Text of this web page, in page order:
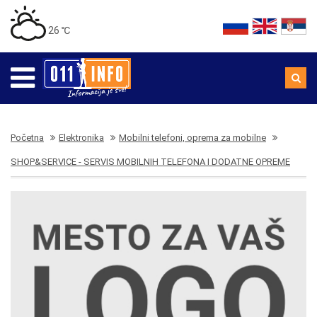
26 ℃
Početna Elektronika Mobilni telefoni, oprema za mobilne
SHOP&SERVICE - SERVIS MOBILNIH TELEFONA I DODATNE OPREME